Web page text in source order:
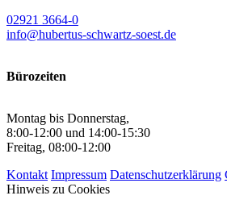
02921 3664-0
info@hubertus-schwartz-soest.de
Bürozeiten
Montag bis Donnerstag,
8:00-12:00 und 14:00-15:30
Freitag, 08:00-12:00
Kontakt Impressum Datenschutzerklärung
Hinweis zu Cookies